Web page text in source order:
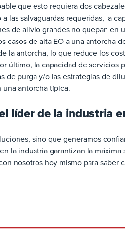
que esto requiera dos
las salvaguardas requeridas, la
de alivio grandes no quepan en
casos de alta EO a una antorcha
la antorcha, lo que reduce los
último, la capacidad de
de purga y/o las estrategias de
antorcha típica.
líder de la industria
sino que generamos
la industria garantizan la
nosotros hoy mismo para